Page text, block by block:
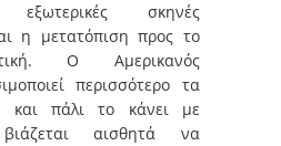
σκηνές
η μετατόπιση προς το
Ο Αμερικανός
περισσότερο τα
και πάλι το κάνει με
αισθητά να